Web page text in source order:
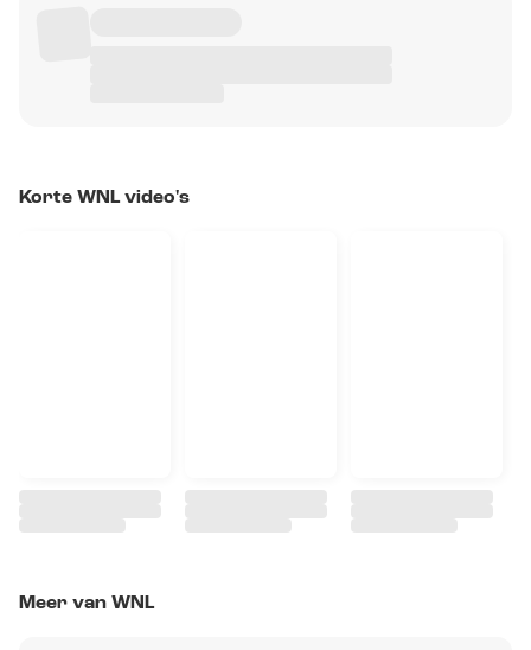
Korte WNL video's
Meer van WNL